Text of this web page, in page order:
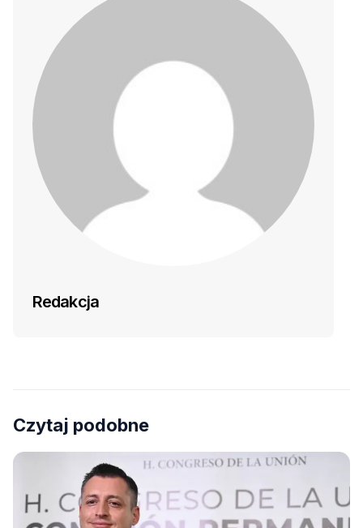
Redakcja
Czytaj podobne